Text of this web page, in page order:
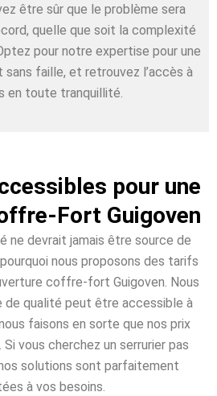
être sûr que le problème sera
quelle que soit la complexité
pour notre expertise pour une
faille, et retrouvez l’accès à
en toute tranquillité.
pour une
Fort Guigoven
ne devrait jamais être source de
nous proposons des tarifs
coffre-fort Guigoven. Nous
de qualité peut être accessible à
faisons en sorte que nos prix
vous cherchez un serrurier pas
solutions sont parfaitement
à vos besoins.